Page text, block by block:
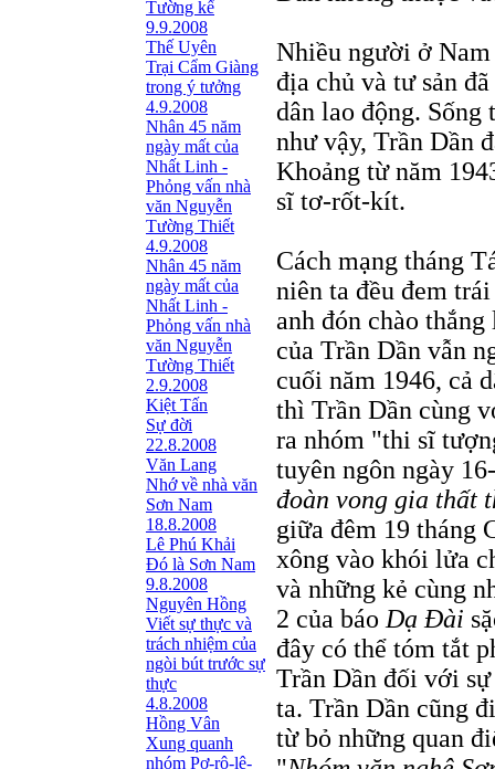
Tường kể
9.9.2008
Thế Uyên
Trại Cẩm Giàng
trong ý tưởng
4.9.2008
Nhân 45 năm
ngày mất của
Nhất Linh -
Phỏng vấn nhà
văn Nguyễn
Tường Thiết
4.9.2008
Nhân 45 năm
ngày mất của
Nhất Linh -
Phỏng vấn nhà
văn Nguyễn
Tường Thiết
2.9.2008
Kiệt Tấn
Sự đời
22.8.2008
Văn Lang
Nhớ về nhà văn
Sơn Nam
18.8.2008
Lê Phú Khải
Đó là Sơn Nam
9.8.2008
Nguyên Hồng
Viết sự thực và
trách nhiệm của
ngòi bút trước sự
thực
4.8.2008
Hồng Vân
Xung quanh
nhóm Pơ-rô-lê-
Nhiều người ở
địa chủ và tư sản
dân lao động.
như vậy, Trần Dần
Khoảng từ năm
sĩ tơ-rốt-kít.
Cách mạng tháng
niên ta đều đem
anh đón chào
của Trần Dần vẫn
cuối năm 1946, cả
thì Trần Dần cùng
ra nhóm "thi sĩ
tuyên ngôn ngày
đoàn vong gia thất
giữa đêm 19 tháng
xông vào khói lửa
và những kẻ cùng
2 của báo Dạ Ðài
đây có thể tóm tắt
Trần Dần đối với
ta. Trần Dần cũng
từ bỏ những quan